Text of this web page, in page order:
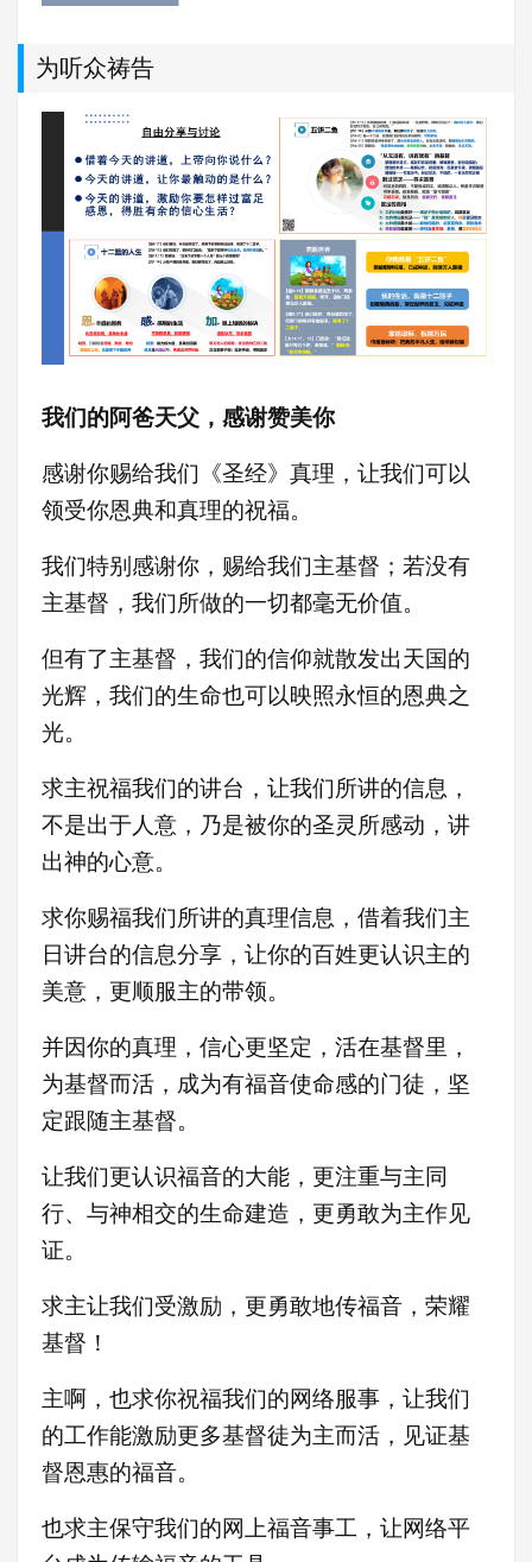
为听众祷告
我们的阿爸天父，感谢赞美你
感谢你赐给我们《圣经》真理，让我们可以
领受你恩典和真理的祝福。
我们特别感谢你，赐给我们主基督；若没有
主基督，我们所做的一切都毫无价值。
但有了主基督，我们的信仰就散发出天国的
光辉，我们的生命也可以映照永恒的恩典之
光。
求主祝福我们的讲台，让我们所讲的信息，
不是出于人意，乃是被你的圣灵所感动，讲
出神的心意。
求你赐福我们所讲的真理信息，借着我们主
日讲台的信息分享，让你的百姓更认识主的
美意，更顺服主的带领。
并因你的真理，信心更坚定，活在基督里，
为基督而活，成为有福音使命感的门徒，坚
定跟随主基督。
让我们更认识福音的大能，更注重与主同
行、与神相交的生命建造，更勇敢为主作见
证。
求主让我们受激励，更勇敢地传福音，荣耀
基督！
主啊，也求你祝福我们的网络服事，让我们
的工作能激励更多基督徒为主而活，见证基
督恩惠的福音。
也求主保守我们的网上福音事工，让网络平